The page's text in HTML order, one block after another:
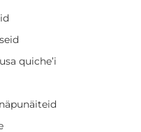
quiche’i